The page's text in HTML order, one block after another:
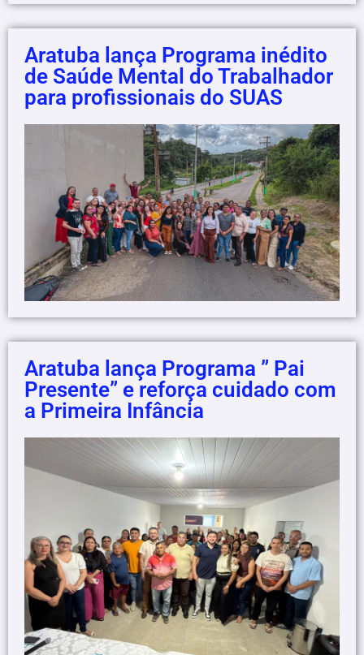
Aratuba lança Programa inédito
de Saúde Mental do Trabalhador
para profissionais do SUAS
Aratuba lança Programa ” Pai
Presente” e reforça cuidado com
a Primeira Infância